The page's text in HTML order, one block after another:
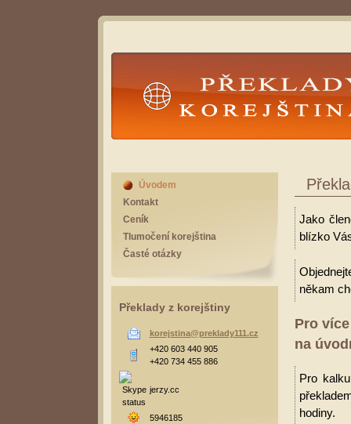
Překlady Korejština
Jako
blízko
někam
Pro
na
Pro
hodiny.
Úvodem
Kontakt
Ceník
Tlumočení korejština
Časté otázky
Překlady z korejštiny
korejstina@preklady111.cz
+420 603 440 905
+420 734 455 886
jerzy.cc
5946185